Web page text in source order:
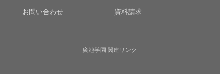
お問い合わせ 資料請求
廣池学園 関連リンク